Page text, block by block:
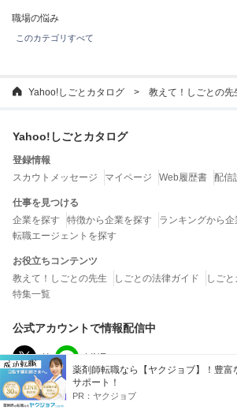
職場の悩み
このカテゴリすべて
Yahoo!しごとカタログ 教えて！しごとの先
薬剤師転職なら【ヤクジョブ】！豊富
サポート！
PR： ヤクジョブ
Yahoo!しごとカタログ
登録情報
スカウトメッセージ
マイページ Web履歴書 配信
仕事を見つける
企業を探す
特徴から企業を探す
ランキングから企
転職エージェントを探す
お役立ちコンテンツ
教えて！しごとの先生
しごとの法律ガイド しご
特集一覧
公式アカウントで情報配信中
X LINE
運営会社